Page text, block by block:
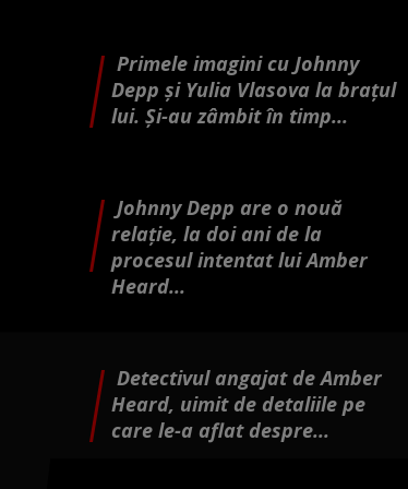
Primele imagini cu Johnny
Depp și Yulia Vlasova la brațul
lui. Și-au zâmbit în timp...
Johnny Depp are o nouă
relație, la doi ani de la
procesul intentat lui Amber
Heard...
Detectivul angajat de Amber
Heard, uimit de detaliile pe
care le-a aflat despre...